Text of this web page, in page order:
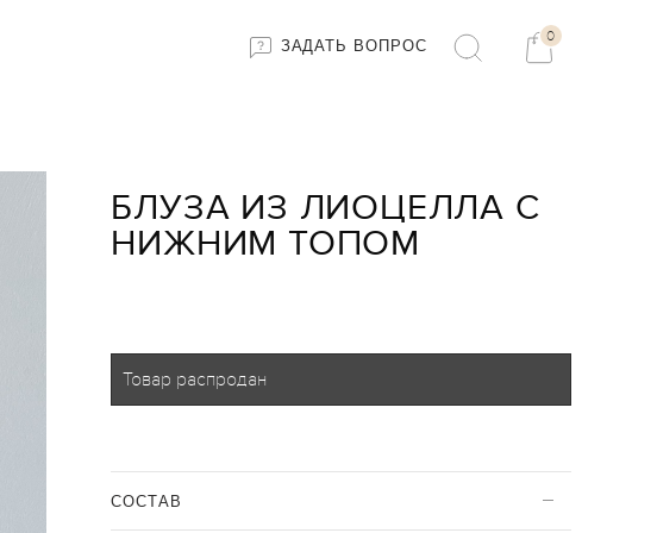
ЗАДАТЬ ВОПРОС
0
БЛУЗА ИЗ ЛИОЦЕЛЛА С
НИЖНИМ ТОПОМ
Товар распродан
CОСТАВ